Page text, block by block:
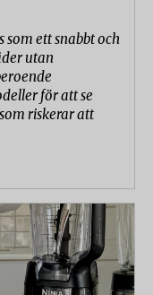
ett snabbt och
utan
för att se
riskerar att